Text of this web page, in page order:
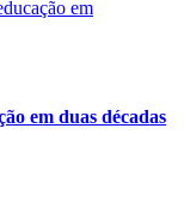
em duas décadas